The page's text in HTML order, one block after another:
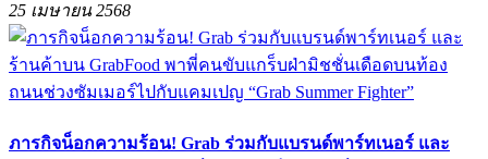
25 เมษายน 2568
ภารกิจน็อกความร้อน! Grab ร่วมกับแบรนด์พาร์ทเนอร์ และ